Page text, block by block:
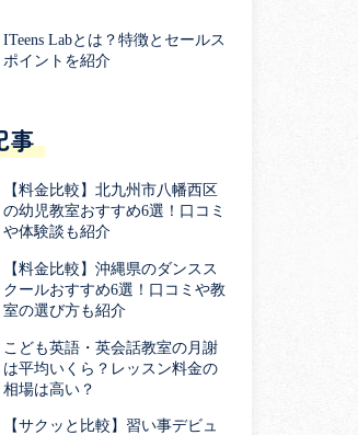
ITeens Labとは？特徴とセールス
ポイントを紹介
事
【料金比較】北九州市八幡西区
の幼児教室おすすめ6選！口コミ
や体験談も紹介
【料金比較】沖縄県のダンスス
クールおすすめ6選！口コミや教
室の選び方も紹介
こども英語・英会話教室の月謝
は平均いくら？レッスン料金の
相場は高い？
【サクッと比較】習い事デビュ